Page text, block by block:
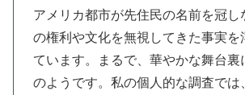
アメリカ都市が先住民の名前を冠し
の権利や文化を無視してきた事実を
ています。まるで、華やかな舞台裏
のようです。私の個人的な調査では